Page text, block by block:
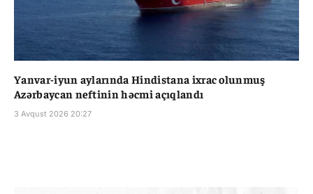
Yanvar-iyun aylarında Hindistana ixrac olunmuş
Azərbaycan neftinin həcmi açıqlandı
3 Avqust 2026 20:27